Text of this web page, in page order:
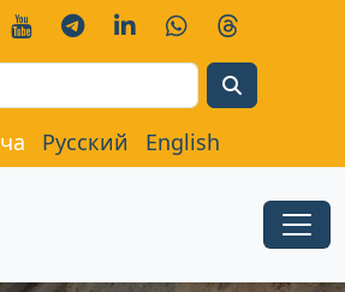
Русский English